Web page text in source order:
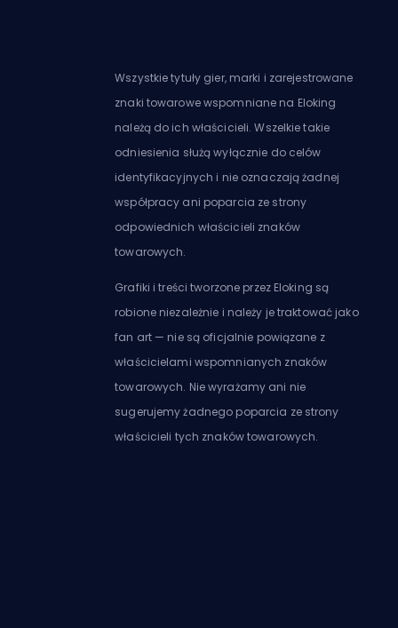
Wszystkie tytuły gier, marki i zarejestrowane
znaki towarowe wspomniane na Eloking
należą do ich właścicieli. Wszelkie takie
odniesienia służą wyłącznie do celów
identyfikacyjnych i nie oznaczają żadnej
współpracy ani poparcia ze strony
odpowiednich właścicieli znaków
towarowych.
Grafiki i treści tworzone przez Eloking są
robione niezależnie i należy je traktować jako
fan art — nie są oficjalnie powiązane z
właścicielami wspomnianych znaków
towarowych. Nie wyrażamy ani nie
sugerujemy żadnego poparcia ze strony
właścicieli tych znaków towarowych.